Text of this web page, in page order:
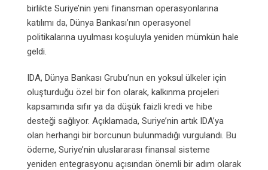
birlikte Suriye’nin yeni finansman operasyonlarına
katılımı da, Dünya Bankası’nın operasyonel
politikalarına uyulması koşuluyla yeniden mümkün hale
geldi.
IDA, Dünya Bankası Grubu’nun en yoksul ülkeler için
oluşturduğu özel bir fon olarak, kalkınma projeleri
kapsamında sıfır ya da düşük faizli kredi ve hibe
desteği sağlıyor. Açıklamada, Suriye’nin artık IDA’ya
olan herhangi bir borcunun bulunmadığı vurgulandı. Bu
ödeme, Suriye’nin uluslararası finansal sisteme
yeniden entegrasyonu açısından önemli bir adım olarak